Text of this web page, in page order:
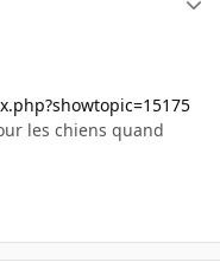
les chiens quand